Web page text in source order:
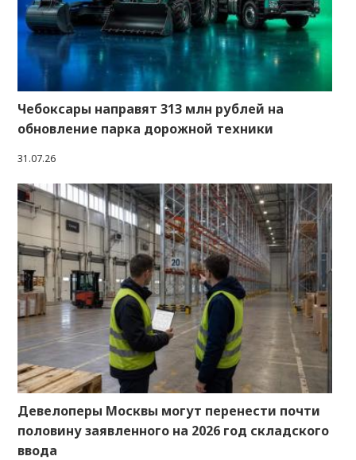
Чебоксары направят 313 млн рублей на
обновление парка дорожной техники
31.07.26
Девелоперы Москвы могут перенести почти
половину заявленного на 2026 год складского
ввода